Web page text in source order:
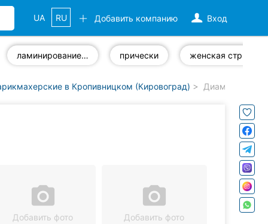
Вход
Добавить компанию
UA RU
ламинирование волос прически
в Кропивницком (Кировоград) Диамант,
camera_alt
Добавить фото
camera_alt
Добавить фото